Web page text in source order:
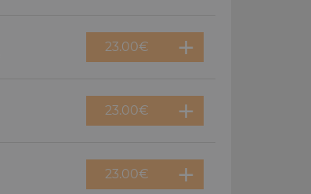
23.00€
23.00€
23.00€